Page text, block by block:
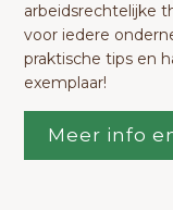
arbeidsrechtelijke
voor iedere
praktische tips en
exemplaar!
Meer info